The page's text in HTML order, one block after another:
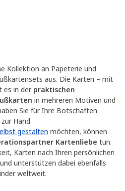
Kollektion an Papeterie und
aus. Die Karten – mit
es in der praktischen
in mehreren Motiven und
Sie für Ihre Botschaften
Hand.
gestalten möchten, können
Kartenliebe tun.
Karten nach Ihren persönlichen
unterstützen dabei ebenfalls
weltweit.